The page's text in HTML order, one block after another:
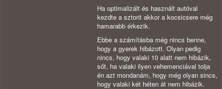
Ha optimalizált és használt autóval
kezdte a sztorit akkor a kocsicsere még
hamarabb érkezik.
Ebbe a számításba még nincs benne,
hogy a gyerek hibázott. Olyan pedig
nincs, hogy valaki 10 alatt nem hibázik,
sőt, ha valaki ilyen vehemenciával tolja
én azt mondanám, hogy még olyan sincs,
hogy valaki két héten át nem hibázik.